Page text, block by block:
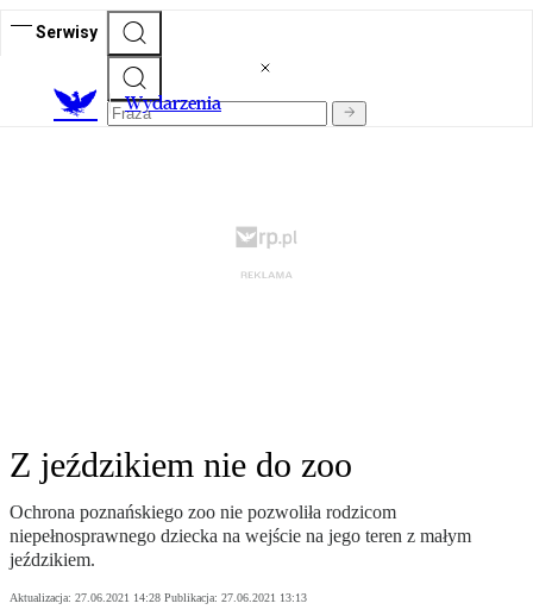
Serwisy
Wydarzenia
Z jeździkiem nie do zoo
Ochrona poznańskiego zoo nie pozwoliła rodzicom
niepełnosprawnego dziecka na wejście na jego teren z małym
jeździkiem.
Aktualizacja: 27.06.2021 14:28 Publikacja: 27.06.2021 13:13